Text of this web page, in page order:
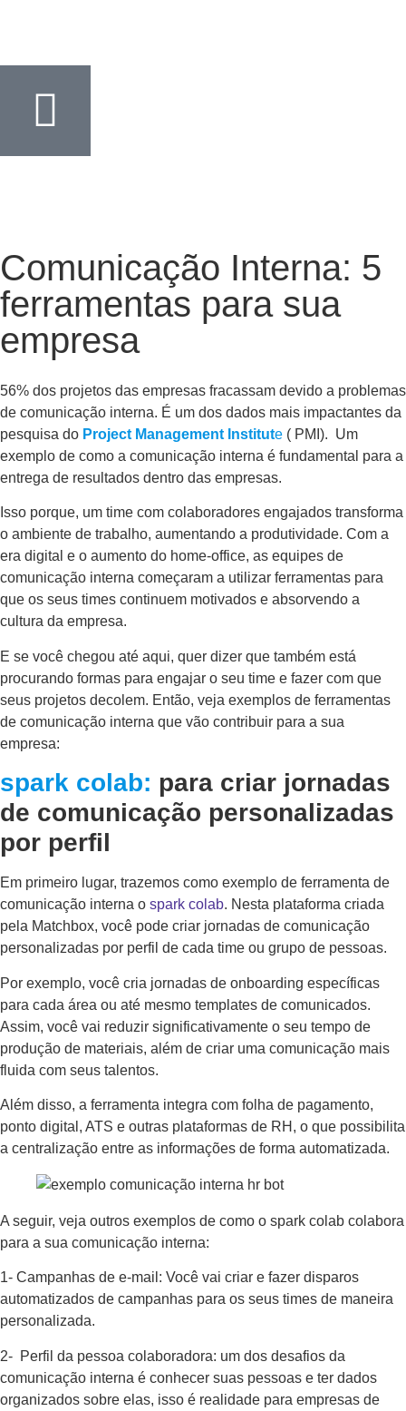
Comunicação Interna: 5
ferramentas para sua
empresa
56% dos projetos das empresas fracassam devido a problemas
de comunicação interna. É um dos dados mais impactantes da
pesquisa do Project Management Institute ( PMI). Um
exemplo de como a comunicação interna é fundamental para a
entrega de resultados dentro das empresas.
Isso porque, um time com colaboradores engajados transforma
o ambiente de trabalho, aumentando a produtividade. Com a
era digital e o aumento do home-office, as equipes de
comunicação interna começaram a utilizar ferramentas para
que os seus times continuem motivados e absorvendo a
cultura da empresa.
E se você chegou até aqui, quer dizer que também está
procurando formas para engajar o seu time e fazer com que
seus projetos decolem. Então, veja exemplos de ferramentas
de comunicação interna que vão contribuir para a sua
empresa:
spark colab: para criar jornadas
de comunicação personalizadas
por perfil
Em primeiro lugar, trazemos como exemplo de ferramenta de
comunicação interna o spark colab. Nesta plataforma criada
pela Matchbox, você pode criar jornadas de comunicação
personalizadas por perfil de cada time ou grupo de pessoas.
Por exemplo, você cria jornadas de onboarding específicas
para cada área ou até mesmo templates de comunicados.
Assim, você vai reduzir significativamente o seu tempo de
produção de materiais, além de criar uma comunicação mais
fluida com seus talentos.
Além disso, a ferramenta integra com folha de pagamento,
ponto digital, ATS e outras plataformas de RH, o que possibilita
a centralização entre as informações de forma automatizada.
A seguir, veja outros exemplos de como o spark colab colabora
para a sua comunicação interna:
1- Campanhas de e-mail: Você vai criar e fazer disparos
automatizados de campanhas para os seus times de maneira
personalizada.
2- Perfil da pessoa colaboradora: um dos desafios da
comunicação interna é conhecer suas pessoas e ter dados
organizados sobre elas, isso é realidade para empresas de